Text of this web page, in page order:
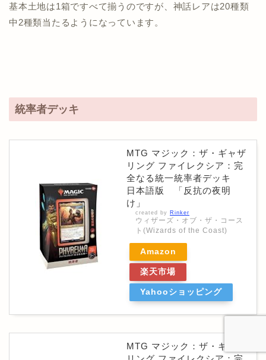
基本土地は1箱ですべて揃うのですが、神話レアは20種類
中2種類当たるようになっています。
統率者デッキ
MTG マジック：ザ・ギャザ
リング ファイレクシア：完
全なる統一統率者デッキ
日本語版 「反抗の夜明
け」
created by Rinker
ウィザーズ・オブ・ザ・コース
ト(Wizards of the Coast)
Amazon
楽天市場
Yahooショッピング
MTG マジック：ザ・ギャザ